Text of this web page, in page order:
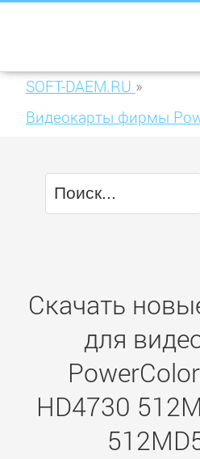
SOFT-DAEM.RU »
Видеокарты фирмы
(AX4730 512MD5-PH)
Скачать
для
HD4730